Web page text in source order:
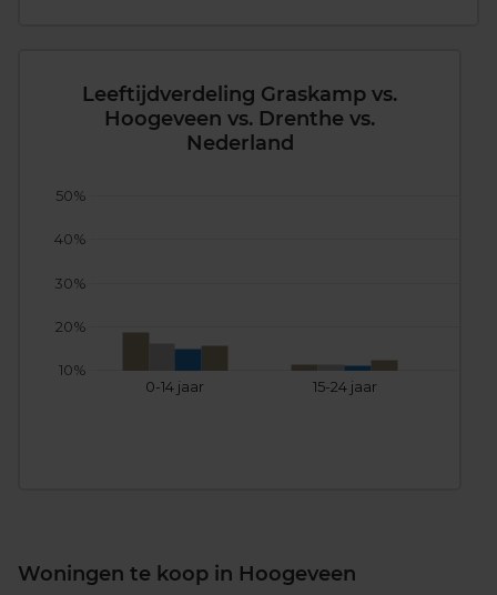
Leeftijdverdeling Graskamp vs.
Hoogeveen vs. Drenthe vs.
Nederland
0-14 jaar 15-24 jaar
10%
20%
30%
40%
50%
Woningen te koop in Hoogeveen